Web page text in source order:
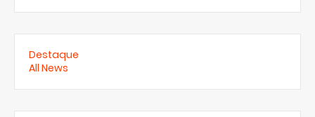
Destaque
All News